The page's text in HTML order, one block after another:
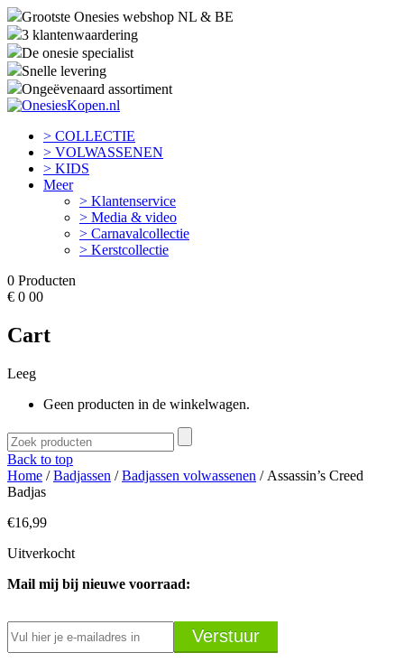
Grootste Onesies webshop NL & BE
3 klantenwaardering
De onesie specialist
Snelle levering
Ongeëvenaard assortiment
> COLLECTIE
> VOLWASSENEN
> KIDS
Meer
> Klantenservice
> Media & video
> Carnavalcollectie
> Kerstcollectie
0 Producten
€ 0 00
Cart
Leeg
Geen producten in de winkelwagen.
Back to top
Home /Badjassen /Badjassen volwassenen / Assassin’s Creed
Badjas
€16,99
Uitverkocht
Mail mij bij nieuwe voorraad: